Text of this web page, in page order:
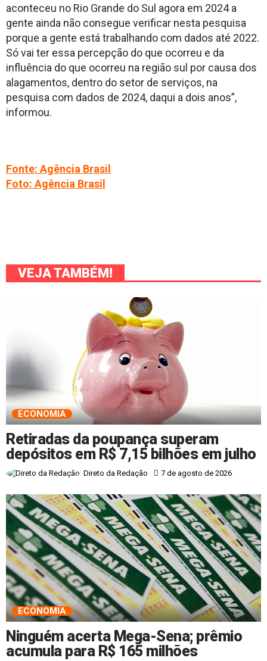
aconteceu no Rio Grande do Sul agora em 2024 a
gente ainda não consegue verificar nesta pesquisa
porque a gente está trabalhando com dados até 2022.
Só vai ter essa percepção do que ocorreu e da
influência do que ocorreu na região sul por causa dos
alagamentos, dentro do setor de serviços, na
pesquisa com dados de 2024, daqui a dois anos”,
informou.
Fonte: Agência Brasil
Foto: Agência Brasil
VEJA TAMBÉM!
ECONOMIA
Retiradas da poupança superam
depósitos em R$ 7,15 bilhões em julho
Direto da Redação 7 de agosto de 2026
ECONOMIA
Ninguém acerta Mega-Sena; prêmio
acumula para R$ 165 milhões